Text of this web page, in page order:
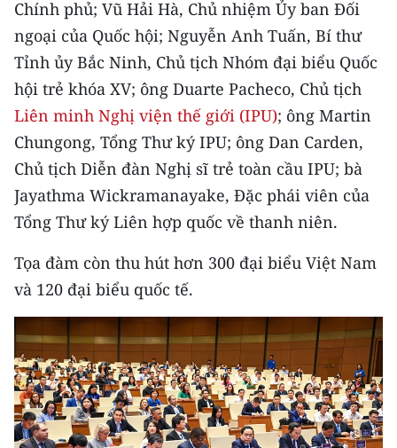
MỘT SẢN PHẨM
RADIO
MEDIA CENTER
E-Magazine
Video
Media Chính trị
Media Kinh tế
Media Xã hội
Media Pháp luật
Media Du lịch
Chính phủ; Vũ Hải Hà, Chủ nhiệm Ủy ban Đối
ngoại của Quốc hội; Nguyễn Anh Tuấn, Bí thư
Tỉnh ủy Bắc Ninh, Chủ tịch Nhóm đại biểu Quốc
hội trẻ khóa XV; ông Duarte Pacheco, Chủ tịch
Liên minh Nghị viện thế giới (IPU); ông Martin
Chungong, Tổng Thư ký IPU; ông Dan Carden,
Chủ tịch Diễn đàn Nghị sĩ trẻ toàn cầu IPU; bà
Jayathma Wickramanayake, Đặc phái viên của
Tổng Thư ký Liên hợp quốc về thanh niên.
Tọa đàm còn thu hút hơn 300 đại biểu Việt Nam
và 120 đại biểu quốc tế.